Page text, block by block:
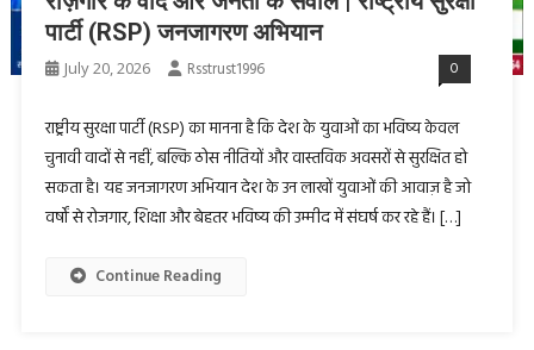
पार्टी (RSP) जनजागरण अभियान
July 20, 2026 Rsstrust1996 0
राष्ट्रीय सुरक्षा पार्टी (RSP) का मानना है कि देश के युवाओं का भविष्य केवल
चुनावी वादों से नहीं, बल्कि ठोस नीतियों और वास्तविक अवसरों से सुरक्षित हो
सकता है। यह जनजागरण अभियान देश के उन लाखों युवाओं की आवाज़ है जो
वर्षों से रोजगार, शिक्षा और बेहतर भविष्य की उम्मीद में संघर्ष कर रहे हैं। […]
Continue Reading